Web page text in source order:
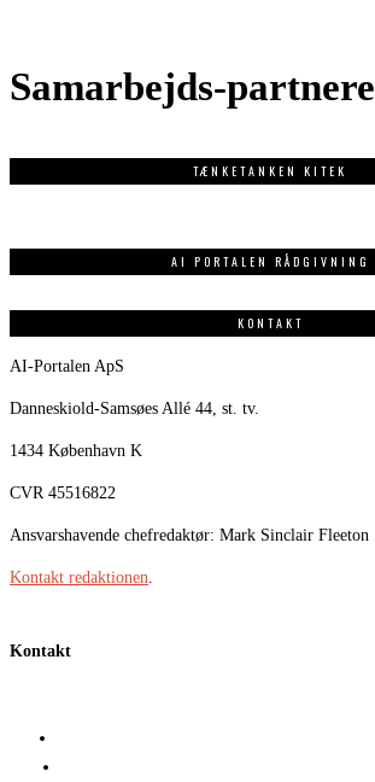
Samarbejds-partnere
TÆNKETANKEN KITEK
AI PORTALEN RÅDGIVNING
KONTAKT
AI-Portalen ApS
Danneskiold-Samsøes Allé 44, st. tv.
1434 København K
CVR 45516822
Ansvarshavende chefredaktør: Mark Sinclair Fleeton
Kontakt redaktionen.
Kontakt